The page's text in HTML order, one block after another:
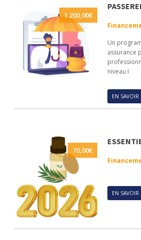
1 200,00€
Un
assurance
niveau I
EN SAVOIR
70,00€
EN SAVOIR